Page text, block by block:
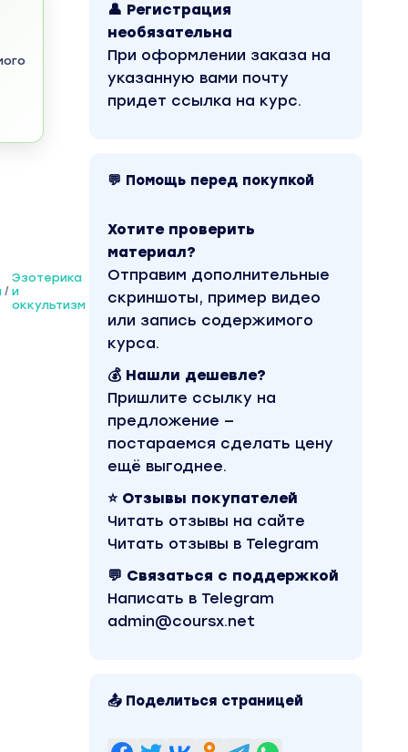
/
Эзотерика
и
оккультизм
👤 Регистрация
необязательна
При оформлении заказа на
указанную вами почту
придет ссылка на курс.
💬 Помощь перед покупкой
Хотите проверить
материал?
Отправим дополнительные
скриншоты, пример видео
или запись содержимого
курса.
💰 Нашли дешевле?
Пришлите ссылку на
предложение —
постараемся сделать цену
ещё выгоднее.
⭐ Отзывы покупателей
Читать отзывы на сайте
Читать отзывы в Telegram
💬 Связаться с поддержкой
Написать в Telegram
admin@coursx.net
📤 Поделиться страницей